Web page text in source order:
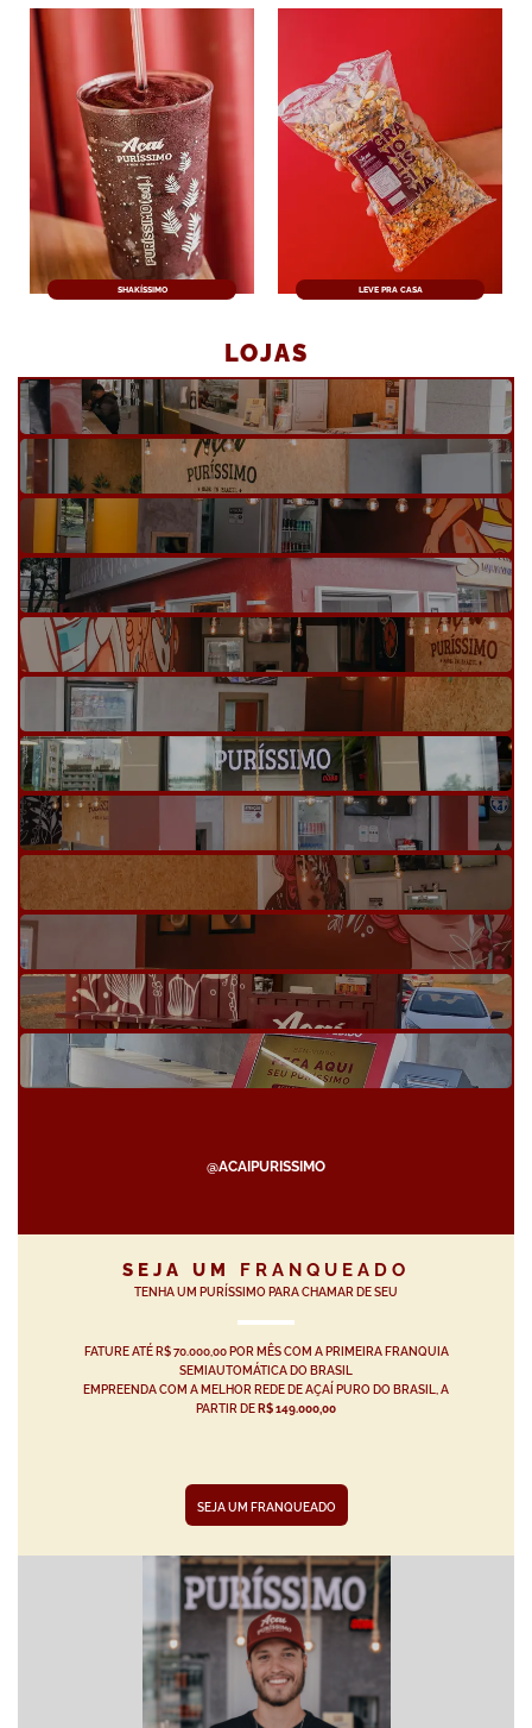
SHAKÍSSIMO LEVE PRA CASA
LOJAS
@ACAIPURISSIMO
SEJA UM FRANQUEADO
TENHA UM PURÍSSIMO PARA CHAMAR DE SEU
FATURE ATÉ R$ 70.000,00 POR MÊS COM A PRIMEIRA FRANQUIA
SEMIAUTOMÁTICA DO BRASIL
EMPREENDA COM A MELHOR REDE DE AÇAÍ PURO DO BRASIL, A
PARTIR DE R$ 149.000,00
SEJA UM FRANQUEADO